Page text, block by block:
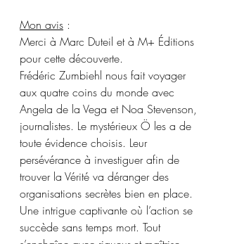
Mon avis :
Merci à Marc Duteil et à M+ Éditions
pour cette découverte.
Frédéric Zumbiehl nous fait voyager
aux quatre coins du monde avec
Angela de la Vega et Noa Stevenson,
journalistes. Le mystérieux Ö les a de
toute évidence choisis. Leur
persévérance à investiguer afin de
trouver la Vérité va déranger des
organisations secrètes bien en place.
Une intrigue captivante où l’action se
succède sans temps mort. Tout